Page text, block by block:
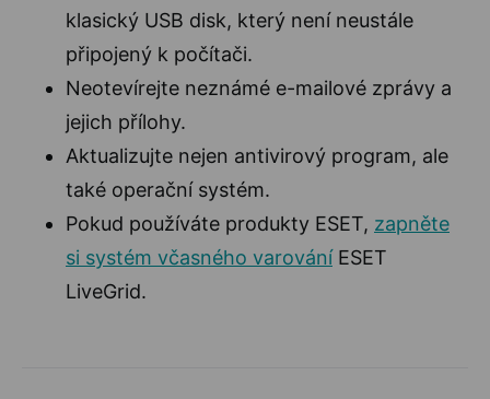
klasický USB disk, který není neustále
připojený k počítači.
Neotevírejte neznámé e-mailové zprávy a
jejich přílohy.
Aktualizujte nejen antivirový program, ale
také operační systém.
Pokud používáte produkty ESET, zapněte
si systém včasného varováníESET
LiveGrid.